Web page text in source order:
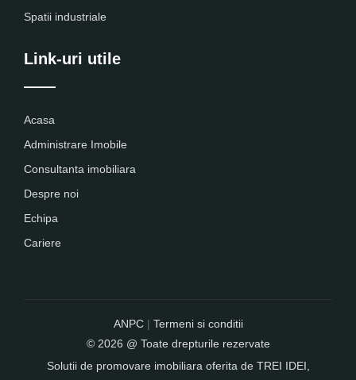
Spatii industriale
Link-uri utile
Acasa
Administrare Imobile
Consultanta imobiliara
Despre noi
Echipa
Cariere
ANPC| Termeni si conditii
© 2026 @ Toate drepturile rezervate
Solutii de promovare imobiliara oferita de TREI IDEI,